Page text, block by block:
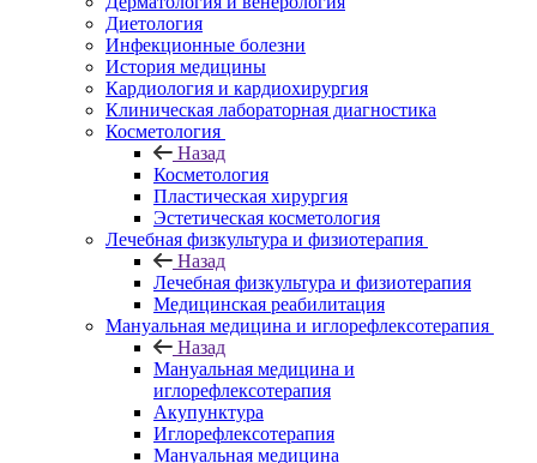
Диетология
Инфекционные болезни
История медицины
Кардиология и кардиохирургия
Клиническая лабораторная диагностика
Косметология
Назад
Косметология
Пластическая хирургия
Эстетическая косметология
Лечебная физкультура и физиотерапия
Назад
Лечебная физкультура и физиотерапия
Медицинская реабилитация
Мануальная медицина и иглорефлексотерапия
Назад
Мануальная медицина и
иглорефлексотерапия
Акупунктура
Иглорефлексотерапия
Мануальная медицина